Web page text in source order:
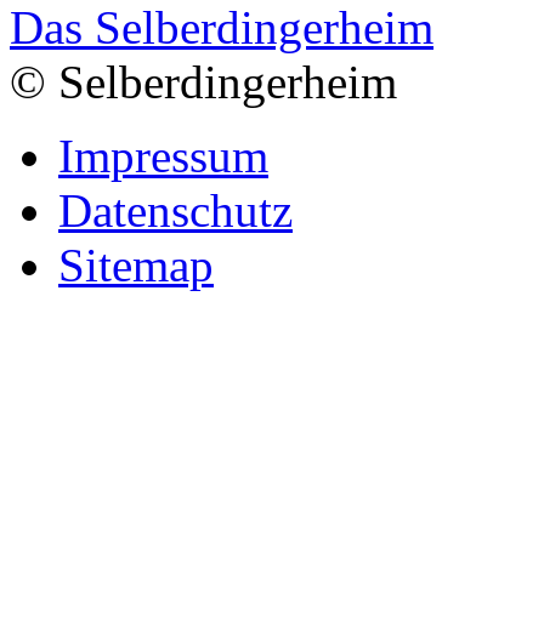
Das Selberdingerheim
© Selberdingerheim
Impressum
Datenschutz
Sitemap